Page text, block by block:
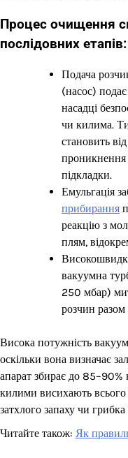
Процес очищення
послідовних етапів:
Подача
(насос)
насадці
чи килима.
становить
проникнення
підкладки.
Емульгація
прибирання
реакцію з
плям,
вакуумна
250 мбар)
розчин разом
Висока потужність
оскільки вона визначає
апарат збирає до 85–90%
килими висихають
затхлого запаху чи
Читайте також: Як